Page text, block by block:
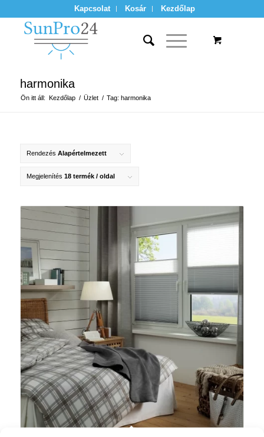
Kapcsolat Kosár Kezdőlap
harmonika
Ön itt áll: Kezdőlap / Üzlet / Tag: harmonika
Rendezés Alapértelmezett
Megjelenítés 18 termék / oldal